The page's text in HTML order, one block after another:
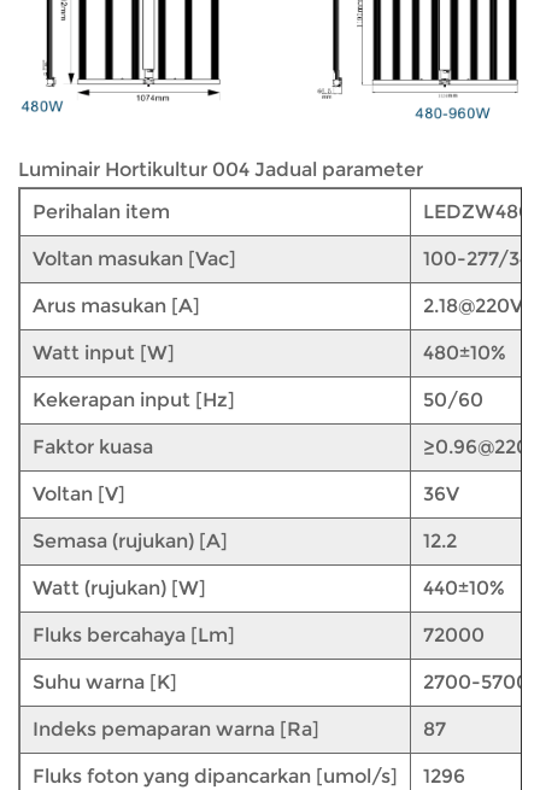
Luminair Hortikultur 004 Jadual parameter
Perihalan item
Voltan masukan [Vac] 100-277/
Arus masukan [A] 2.18@220V
Watt input [W] 480±10%
Kekerapan input [Hz] 50/60
Faktor kuasa
Voltan [V] 36V
Semasa (rujukan) [A] 12.2
Watt (rujukan) [W] 440±10%
Fluks bercahaya [Lm] 72000
Suhu warna [K] 2700-5700
Indeks pemaparan warna [Ra] 87
Fluks foton yang dipancarkan [umol/s] 1296